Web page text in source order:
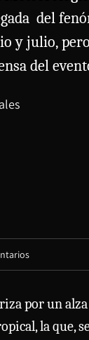
del
y julio,
del
por un
la que,